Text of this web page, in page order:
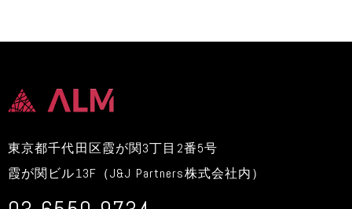
東京都千代田区霞が関3丁目2番5号
霞が関ビル13F（J&J Partners株式会社内）